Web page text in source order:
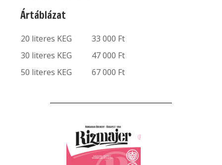
Ártáblázat
20 literes KEG
33 000 Ft
30 literes KEG
47 000 Ft
50 literes KEG
67 000 Ft